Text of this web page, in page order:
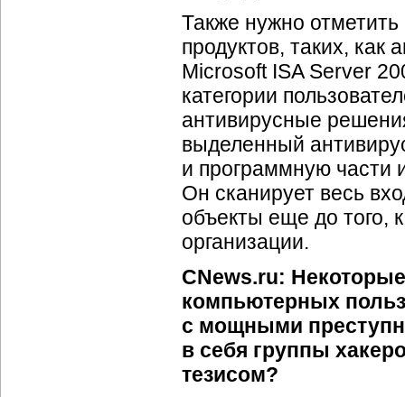
Также нужно
продуктов, таких, как
Microsoft ISA Server
категории
антивирусные
выделенный
и программную части
Он сканирует весь
объекты еще до того,
организации.
CNews.ru:
компьютерных
с мощными
в себя группы
тезисом?